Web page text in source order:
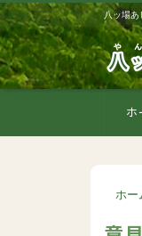
八ッ場あ
ホ
ホー